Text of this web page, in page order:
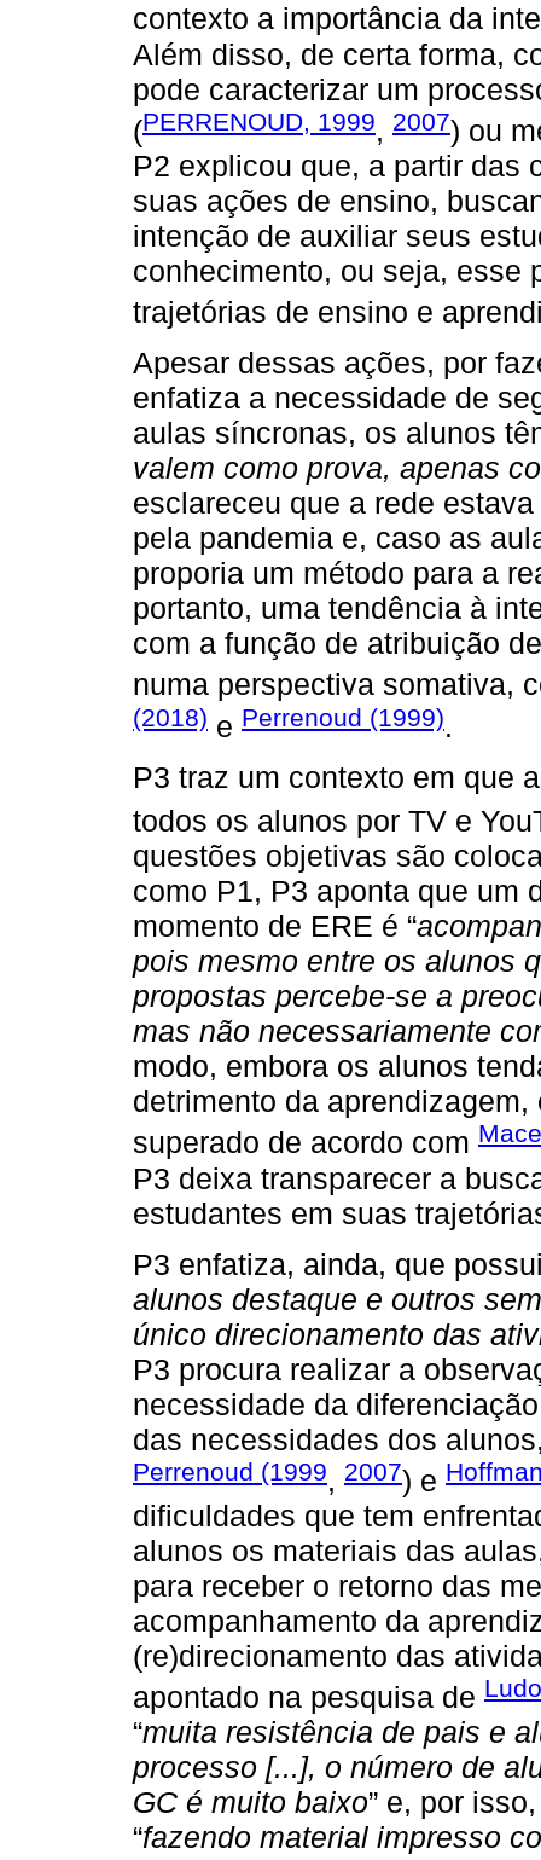
contexto a importância da
Além disso, de certa forma,
pode caracterizar um
(PERRENOUD, 1999, 2007) ou
P2 explicou que, a partir das
suas ações de ensino,
intenção de auxiliar seus
conhecimento, ou seja, esse
trajetórias de ensino e
Apesar dessas ações, por
enfatiza a necessidade de
aulas síncronas, os alunos
valem como prova, apenas
esclareceu que a rede
pela pandemia e, caso as
proporia um método para a
portanto, uma tendência à
com a função de atribuição
numa perspectiva somativa,
(2018) e Perrenoud (1999).
P3 traz um contexto em que
todos os alunos por TV e
questões objetivas são
como P1, P3 aponta que um
momento de ERE é “
pois mesmo entre os alunos
propostas percebe-se a
mas não necessariamente
modo, embora os alunos
detrimento da
superado de acordo com
P3 deixa transparecer a
estudantes em suas
P3 enfatiza, ainda, que
alunos destaque e outros
único direcionamento das
P3 procura realizar a
necessidade da
das necessidades dos
Perrenoud (1999, 2007) e
dificuldades que tem
alunos os materiais das
para receber o retorno das
acompanhamento da
(re)direcionamento das
apontado na pesquisa de
“muita resistência de pais e
processo [...], o número de
GC é muito baixo” e, por
“fazendo material impresso